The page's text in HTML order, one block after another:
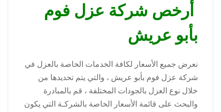
أرخص شركة عزل فوم
بأبو عريش
نعرض جميع الأسعار لكافة الخدمات الخاصة بالعزل في
شركة عزل فوم بأبو عريش ، والتي يتم تحديدها من
خلال نوع العزل بالجودات المختلفة ، قم بالمبادرة
والبحث على قائمة الأسعار الخاصة بالشركـة التي يكون